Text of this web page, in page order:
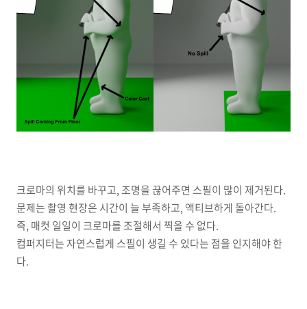
크로마의 위치를 바꾸고, 조명을 끊어주면 스필이 많이 제거된다.
문제는 촬영 현장은 시간이 늘 부족하고, 액티브하게 돌아간다.
즉, 매컷 일일이 크로마를 조절해서 찍을 수 없다.
컴퍼지터는 자연스럽게 스필이 생길 수 있다는 점을 인지해야 한
다.